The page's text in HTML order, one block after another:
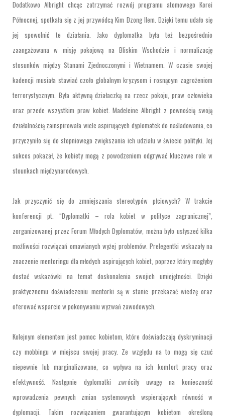
Dodatkowo Albright chcąc zatrzymać rozwój programu atomowego Korei
Północnej, spotkała się z jej przywódcą Kim Dzong Ilem. Dzięki temu udało się
jej spowolnić te działania. Jako dyplomatka była też bezpośrednio
zaangażowana w misję pokojową na Bliskim Wschodzie i normalizację
stosunków między Stanami Zjednoczonymi i Wietnamem. W czasie swojej
kadencji musiała stawiać czoło globalnym kryzysom i rosnącym zagrożeniom
terrorystycznym. Była aktywną działaczką na rzecz pokoju, praw człowieka
oraz przede wszystkim praw kobiet. Madeleine Albright z pewnością swoją
działalnością zainspirowała wiele aspirujących dyplomatek do naśladowania, co
przyczyniło się do stopniowego zwiększania ich udziału w świecie polityki. Jej
sukces pokazał, że kobiety mogą z powodzeniem odgrywać kluczowe role w
stounkach międzynarodowych.
Jak przyczynić się do zmniejszania stereotypów płciowych? W trakcie
konferencji pt. “Dyplomatki – rola kobiet w polityce zagranicznej”,
zorganizowanej przez Forum Młodych Dyplomatów, można było usłyszeć kilka
możliwości rozwiązań omawianych wyżej problemów. Prelegentki wskazały na
znaczenie mentoringu dla młodych aspirujących kobiet, poprzez który mogłyby
dostać wskazówki na temat doskonalenia swojich umiejętności. Dzięki
praktycznemu doświadczeniu mentorki są w stanie przekazać wiedzę oraz
oferować wsparcie w pokonywaniu wyzwań zawodowych.
Kolejnym elementem jest pomoc kobietom, które doświadczają dyskryminacji
czy mobbingu w miejscu swojej pracy. Ze względu na to mogą się czuć
niepewnie lub marginalizowane, co wpływa na ich komfort pracy oraz
efektywność. Następnie dyplomatki zwróciły uwagę na konieczność
wprowadzenia pewnych zmian systemowych wspierających równość w
dyplomacji. Takim rozwiązaniem gwarantującym kobietom określoną